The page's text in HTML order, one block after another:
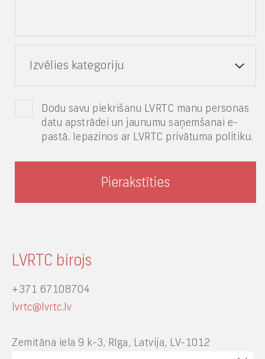
Izvēlies kategoriju
Dodu savu piekrišanu LVRTC manu personas
datu apstrādei un jaunumu saņemšanai e-
pastā. Iepazinos ar LVRTC privātuma politiku.
LVRTC birojs
+371 67108704
lvrtc@lvrtc.lv
Zemitāna iela 9 k-3, Rīga, Latvija, LV-1012